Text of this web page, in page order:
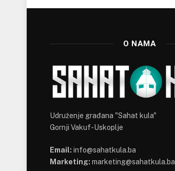
O NAMA
Udruženje građana "Sahat kula"
Gornji Vakuf-Uskoplje
Email: info@sahatkula.ba
Marketing: marketing@sahatkula.ba